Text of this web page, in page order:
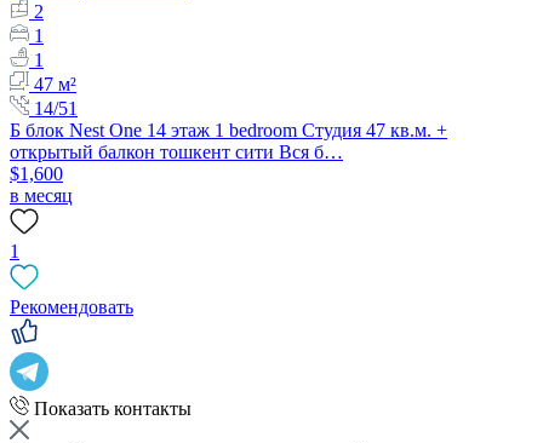
2
1
1
47 м²
14/51
Б блок Nest One 14 этаж 1 bedroom Студия 47 кв.м. +
открытый балкон тошкент сити Вся б…
$1,600
в месяц
1
Рекомендовать
Показать контакты